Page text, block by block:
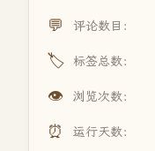
💬 评论数目：
🏷️ 标签总数：
👁️ 浏览次数：
⏰ 运行天数：